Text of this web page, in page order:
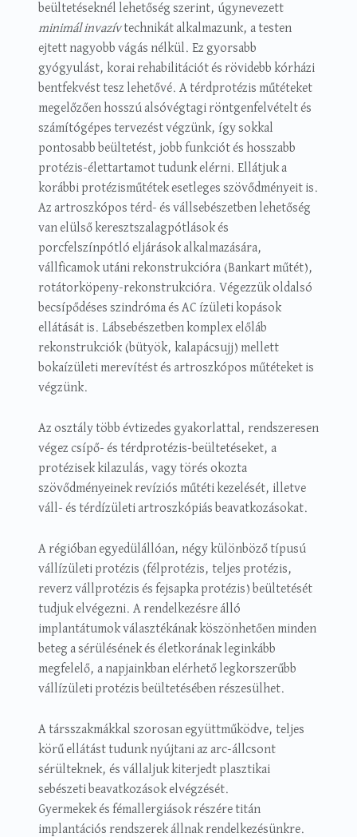
beültetéseknél lehetőség szerint, úgynevezett
minimál invazívtechnikát alkalmazunk, a testen
ejtett nagyobb vágás nélkül. Ez gyorsabb
gyógyulást, korai rehabilitációt és rövidebb kórházi
bentfekvést tesz lehetővé. A térdprotézis műtéteket
megelőzően hosszú alsóvégtagi röntgenfelvételt és
számítógépes tervezést végzünk, így sokkal
pontosabb beültetést, jobb funkciót és hosszabb
protézis-élettartamot tudunk elérni. Ellátjuk a
korábbi protézisműtétek esetleges szövődményeit is.
Az artroszkópos térd- és vállsebészetben lehetőség
van elülső keresztszalagpótlások és
porcfelszínpótló eljárások alkalmazására,
vállficamok utáni rekonstrukcióra (Bankart műtét),
rotátorköpeny-rekonstrukcióra. Végezzük oldalsó
becsípődéses szindróma és AC ízületi kopások
ellátását is. Lábsebészetben komplex előláb
rekonstrukciók (bütyök, kalapácsujj) mellett
bokaízületi merevítést és artroszkópos műtéteket is
végzünk.
Az osztály több évtizedes gyakorlattal, rendszeresen
végez csípő- és térdprotézis-beültetéseket, a
protézisek kilazulás, vagy törés okozta
szövődményeinek revíziós műtéti kezelését, illetve
váll- és térdízületi artroszkópiás beavatkozásokat.
A régióban egyedülállóan, négy különböző típusú
vállízületi protézis (félprotézis, teljes protézis,
reverz vállprotézis és fejsapka protézis) beültetését
tudjuk elvégezni. A rendelkezésre álló
implantátumok választékának köszönhetően minden
beteg a sérülésének és életkorának leginkább
megfelelő, a napjainkban elérhető legkorszerűbb
vállízületi protézis beültetésében részesülhet.
A társszakmákkal szorosan együttműködve, teljes
körű ellátást tudunk nyújtani az arc-állcsont
sérülteknek, és vállaljuk kiterjedt plasztikai
sebészeti beavatkozások elvégzését.
Gyermekek és fémallergiások részére titán
implantációs rendszerek állnak rendelkezésünkre.